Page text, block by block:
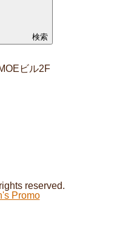
検索
ビル2F
reserved.
Promo